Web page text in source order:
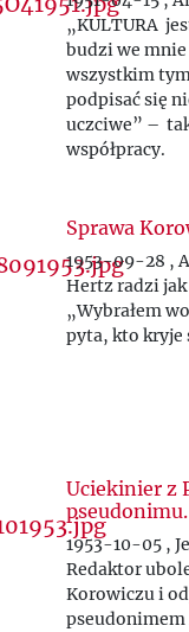
„KULTURA
budzi we mnie
wszystkim
podpisać się
uczciwe” –
współpracy.
Sprawa
1953-09-28 ,
Hertz radzi
„Wybrałem
pyta, kto kryje
Uciekinier z
pseudonimu.
1953-10-05 ,
Redaktor
Korowiczu i